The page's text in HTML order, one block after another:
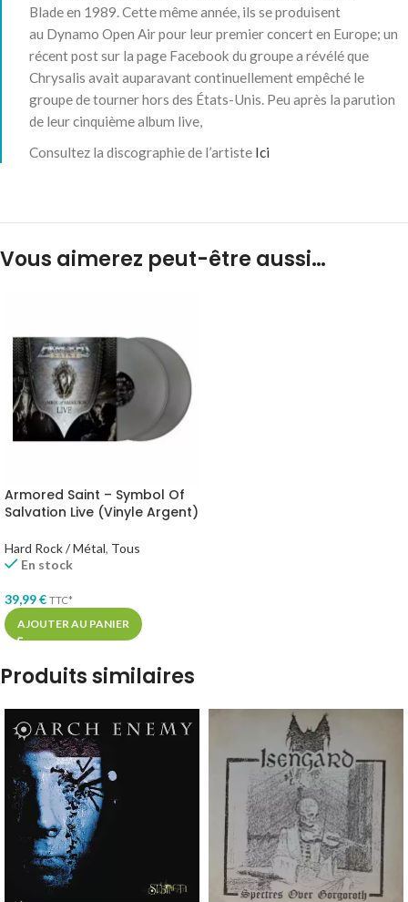
Blade en 1989. Cette même année, ils se produisent
au Dynamo Open Air pour leur premier concert en Europe; un
récent post sur la page Facebook du groupe a révélé que
Chrysalis avait auparavant continuellement empêché le
groupe de tourner hors des États-Unis. Peu après la parution
de leur cinquième album live,
Consultez la discographie de l’artiste Ici
Vous aimerez peut-être aussi…
Armored Saint – Symbol Of
Salvation Live (Vinyle Argent)
Hard Rock / Métal, Tous
En stock
39,99€ TTC*
AJOUTER AU PANIER
Produits similaires